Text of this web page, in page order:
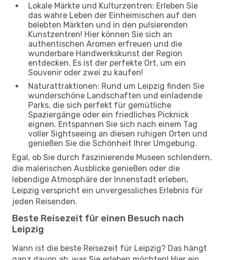
Lokale Märkte und Kulturzentren: Erleben Sie
das wahre Leben der Einheimischen auf den
belebten Märkten und in den pulsierenden
Kunstzentren! Hier können Sie sich an
authentischen Aromen erfreuen und die
wunderbare Handwerkskunst der Region
entdecken. Es ist der perfekte Ort, um ein
Souvenir oder zwei zu kaufen!
Naturattraktionen: Rund um Leipzig finden Sie
wunderschöne Landschaften und einladende
Parks, die sich perfekt für gemütliche
Spaziergänge oder ein friedliches Picknick
eignen. Entspannen Sie sich nach einem Tag
voller Sightseeing an diesen ruhigen Orten und
genießen Sie die Schönheit Ihrer Umgebung.
Egal, ob Sie durch faszinierende Museen schlendern,
die malerischen Ausblicke genießen oder die
lebendige Atmosphäre der Innenstadt erleben,
Leipzig verspricht ein unvergessliches Erlebnis für
jeden Reisenden.
Beste Reisezeit für einen Besuch nach
Leipzig
Wann ist die beste Reisezeit für Leipzig? Das hängt